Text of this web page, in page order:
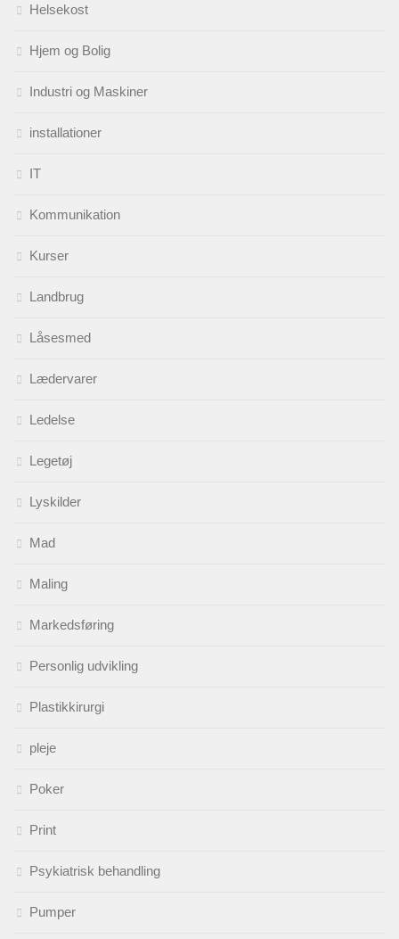
Helsekost
Hjem og Bolig
Industri og Maskiner
installationer
IT
Kommunikation
Kurser
Landbrug
Låsesmed
Lædervarer
Ledelse
Legetøj
Lyskilder
Mad
Maling
Markedsføring
Personlig udvikling
Plastikkirurgi
pleje
Poker
Print
Psykiatrisk behandling
Pumper